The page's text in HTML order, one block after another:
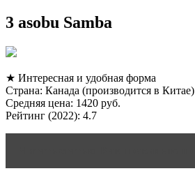
3 asobu Samba
★ Интересная и удобная форма
Страна: Канада (производится в Китае)
Средняя цена: 1420 руб.
Рейтинг (2022): 4.7